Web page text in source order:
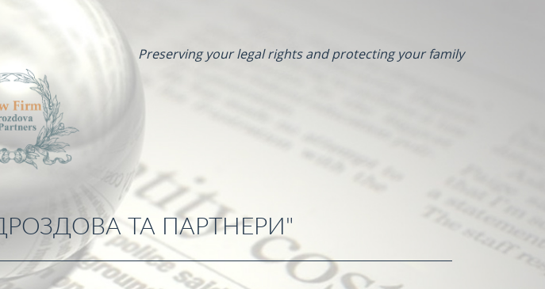
Preserving your legal rights and protecting your family
ТА ПАРТНЕРИ"